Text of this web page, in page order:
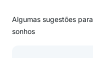
Algumas sugestões
sonhos